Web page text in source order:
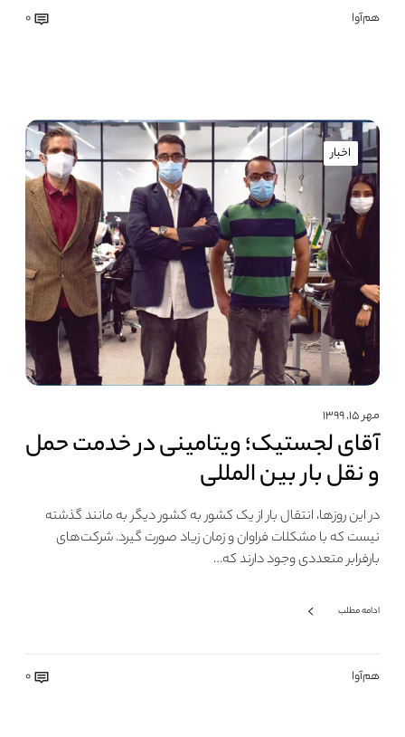
هم‌آوا 0
اخبار
مهر ۱۵, ۱۳۹۹
آقای لجستیک؛ ویتامینی در خدمت حمل
و نقل بار بین المللی
در این روزها، انتقال بار از یک کشور به کشور دیگر به مانند گذشته
نیست که با مشکلات فراوان و زمان زیاد صورت گیرد. شرکت‌های
بارفرابر متعددی وجود دارند که…
ادامه مطلب
هم‌آوا 0